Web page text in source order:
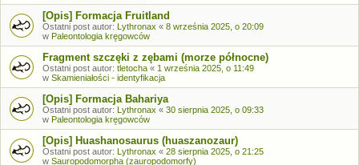
[Opis] Formacja Fruitland
Ostatni post autor: Lythronax « 8 września 2025, o 20:09
w Paleontologia kręgowców
Fragment szczęki z zębami (morze północne)
Ostatni post autor: tletocha « 1 września 2025, o 11:49
w Skamieniałości - identyfikacja
[Opis] Formacja Bahariya
Ostatni post autor: Lythronax « 30 sierpnia 2025, o 09:33
w Paleontologia kręgowców
[Opis] Huashanosaurus (huaszanozaur)
Ostatni post autor: Lythronax « 28 sierpnia 2025, o 21:25
w Sauropodomorpha (zauropodomorfy)